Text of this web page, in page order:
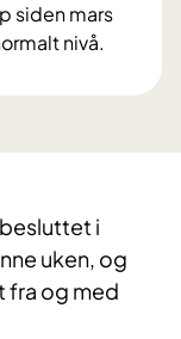
siden mars
nivå.
i
uken, og
fra og med